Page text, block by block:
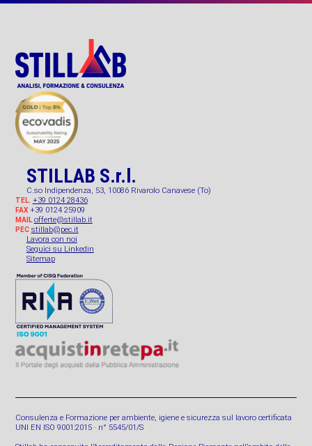
STILLAB S.r.l.
C.so Indipendenza, 53, 10086 Rivarolo Canavese (To)
TEL. +39 0124 28436
FAX+39 0124 25909
MAIL offerte@stillab.it
PEC stillab@pec.it
Lavora con noi
Seguici su Linkedin
Sitemap
Consulenza e Formazione per ambiente, igiene e sicurezza sul lavoro certificata
UNI EN ISO 9001:2015 · n° 5545/01/S